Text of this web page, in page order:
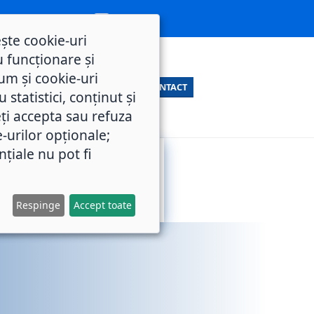
CONTACT
cookie-uri
funcționare și
și cookie-uri
statistici, conținut și
accepta sau refuza
urilor opționale;
nu pot fi
Respinge Accept toate